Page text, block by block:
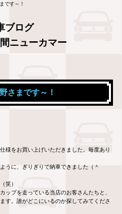
です～！
ブログ
ニューカマー
さまです～！
様をお買い上げいただきました。毎度あり
うに、ぎりぎりで納車できました（＾
笑）
ップを走っている当店のお客さんたちと、
す。誰がどこにいるのか探してみてくださ